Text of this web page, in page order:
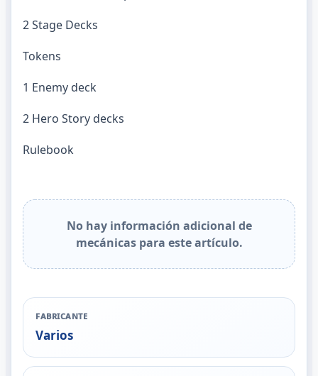
2 Stage Decks
Tokens
1 Enemy deck
2 Hero Story decks
Rulebook
No hay información adicional de
mecánicas para este artículo.
FABRICANTE
Varios